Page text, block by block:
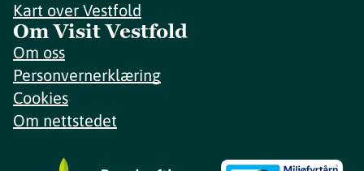
Kart over Vestfold
Om Visit Vestfold
Om oss
Personvernerklæring
Cookies
Om nettstedet